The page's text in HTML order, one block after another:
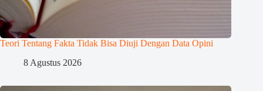
Teori Tentang Fakta Tidak Bisa Diuji Dengan Data Opini
8 Agustus 2026